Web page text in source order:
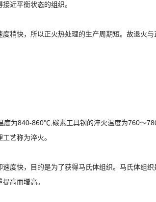
近平衡状态的组织。
稍快，所以正火热处理的生产周期短。故退火
度为840-860℃,碳素工具钢的淬火温度为760～
艺称为淬火。
度快，目的是为了获得马氏体组织。马氏体组
高而增高。